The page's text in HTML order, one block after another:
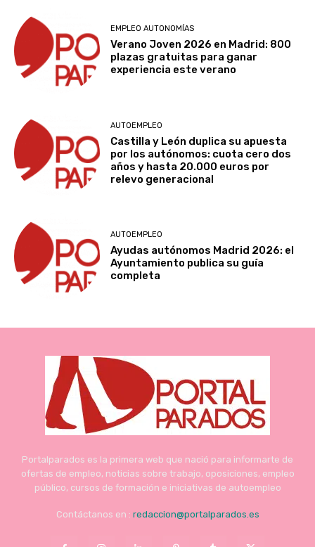
EMPLEO AUTONOMÍAS
Verano Joven 2026 en Madrid: 800
plazas gratuitas para ganar
experiencia este verano
AUTOEMPLEO
Castilla y León duplica su apuesta
por los autónomos: cuota cero dos
años y hasta 20.000 euros por
relevo generacional
AUTOEMPLEO
Ayudas autónomos Madrid 2026: el
Ayuntamiento publica su guía
completa
Portalparados es la primera web que nació para informarte de
ofertas de empleo, noticias sobre trabajo, oposiciones, empleo
público, cursos de formación e iniciativas de autoempleo
Contáctanos en : redaccion@portalparados.es